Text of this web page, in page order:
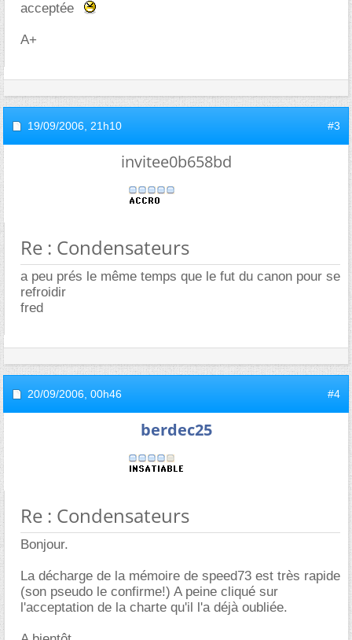
acceptée
A+
19/09/2006, 21h10 #3
invitee0b658bd
Re : Condensateurs
a peu prés le même temps que le fut du canon pour se
refroidir
fred
20/09/2006, 00h46 #4
berdec25
Re : Condensateurs
Bonjour.
La décharge de la mémoire de speed73 est très rapide
(son pseudo le confirme!) A peine cliqué sur
l'acceptation de la charte qu'il l'a déjà oubliée.